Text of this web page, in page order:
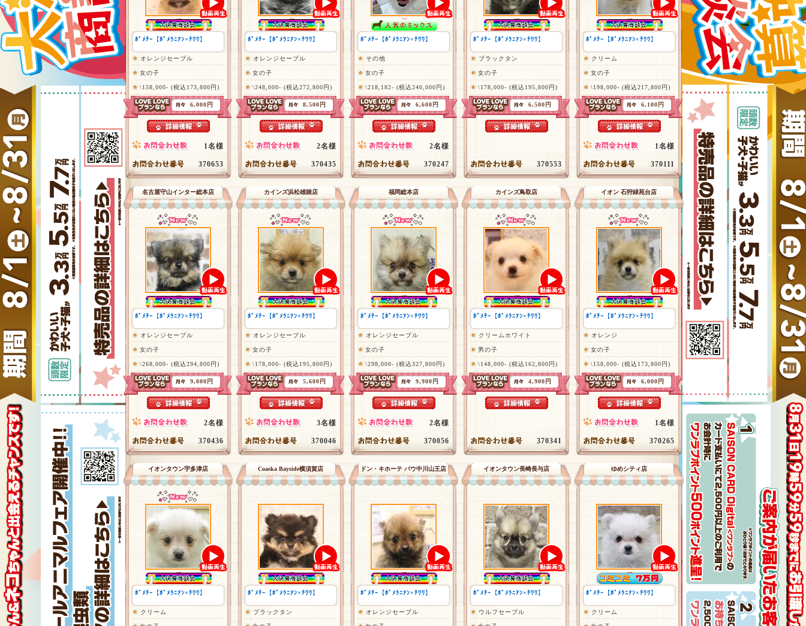
ﾎﾟﾒﾁｰ【ﾎﾟﾒﾗﾆｱﾝ×ﾁﾜﾜ】
オレンジセーブル
女の子
\158,000- (税込173,800円)
6,000円
1名様
370653
ﾎﾟﾒﾁｰ【ﾎﾟﾒﾗﾆｱﾝ×ﾁﾜﾜ】
オレンジセーブル
女の子
\248,000- (税込272,800円)
8,500円
2名様
370435
ﾎﾟﾒﾁｰ【ﾎﾟﾒﾗﾆｱﾝ×ﾁﾜﾜ】
その他
女の子
\218,182- (税込240,000円)
6,600円
2名様
370247
ﾎﾟﾒﾁｰ【ﾎﾟﾒﾗﾆｱﾝ×ﾁﾜﾜ】
ブラックタン
女の子
\178,000- (税込195,800円)
6,500円
370553
ﾎﾟﾒﾁｰ【ﾎﾟﾒﾗﾆｱﾝ×ﾁﾜﾜ】
クリーム
女の子
\198,000- (税込217,800円)
6,100円
1名様
370111
名古屋守山インター総本店
ﾎﾟﾒﾁｰ【ﾎﾟﾒﾗﾆｱﾝ×ﾁﾜﾜ】
オレンジセーブル
女の子
\268,000- (税込294,800円)
9,000円
2名様
370436
カインズ浜松雄踏店
ﾎﾟﾒﾁｰ【ﾎﾟﾒﾗﾆｱﾝ×ﾁﾜﾜ】
オレンジセーブル
女の子
\178,000- (税込195,800円)
5,600円
3名様
370046
福岡総本店
ﾎﾟﾒﾁｰ【ﾎﾟﾒﾗﾆｱﾝ×ﾁﾜﾜ】
オレンジセーブル
女の子
\298,000- (税込327,800円)
9,900円
2名様
370056
カインズ鳥取店
ﾎﾟﾒﾁｰ【ﾎﾟﾒﾗﾆｱﾝ×ﾁﾜﾜ】
クリームホワイト
男の子
\148,000- (税込162,800円)
4,900円
370341
イオン 石狩緑苑台店
ﾎﾟﾒﾁｰ【ﾎﾟﾒﾗﾆｱﾝ×ﾁﾜﾜ】
オレンジ
女の子
\158,000- (税込173,800円)
6,000円
1名様
370265
イオンタウン宇多津店
ﾎﾟﾒﾁｰ【ﾎﾟﾒﾗﾆｱﾝ×ﾁﾜﾜ】
クリーム
Coaska Bayside横須賀店
ﾎﾟﾒﾁｰ【ﾎﾟﾒﾗﾆｱﾝ×ﾁﾜﾜ】
ブラックタン
ドン・キホーテ パウ中川山王店
ﾎﾟﾒﾁｰ【ﾎﾟﾒﾗﾆｱﾝ×ﾁﾜﾜ】
オレンジセーブル
イオンタウン長崎長与店
ﾎﾟﾒﾁｰ【ﾎﾟﾒﾗﾆｱﾝ×ﾁﾜﾜ】
ウルフセーブル
ゆめシティ店
ﾎﾟﾒﾁｰ【ﾎﾟﾒﾗﾆｱﾝ×ﾁﾜﾜ】
クリーム